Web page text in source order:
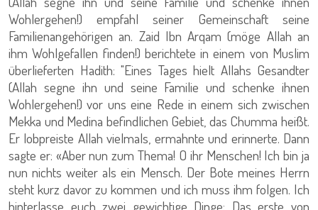
Wohlergehen!) empfahl seiner Gemeinschaft seine
Familienangehörigen an. Zaid Ibn Arqam (möge Allah an
ihm Wohlgefallen finden!) berichtete in einem von Muslim
überlieferten Hadith: "Eines Tages hielt Allahs Gesandter
(Allah segne ihn und seine Familie und schenke ihnen
Wohlergehen!) vor uns eine Rede in einem sich zwischen
Mekka und Medina befindlichen Gebiet, das Chumma heißt.
Er lobpreiste Allah vielmals, ermahnte und erinnerte. Dann
sagte er: «Aber nun zum Thema! O ihr Menschen! Ich bin ja
nun nichts weiter als ein Mensch. Der Bote meines Herrn
steht kurz davor zu kommen und ich muss ihm folgen. Ich
hinterlasse euch zwei gewichtige Dinge: Das erste von